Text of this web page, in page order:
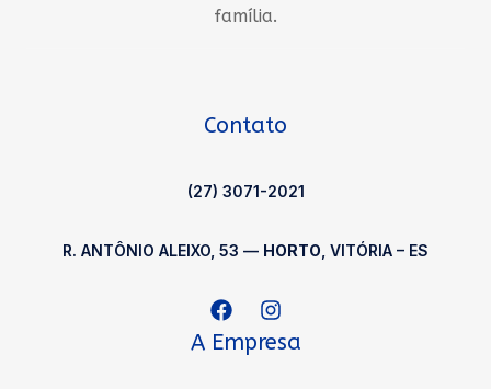
família.
A Empresa
Contato
(27) 3071-2021
R. ANTÔNIO ALEIXO, 53 — HORTO , VITÓRIA – ES